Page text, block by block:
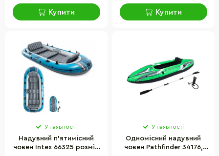
Купити Купити
У наявності
Надувний п'ятимісний
човен Intex 66325 розмір
У наявності
Одномісний надувний
човен Pathfinder 34176,